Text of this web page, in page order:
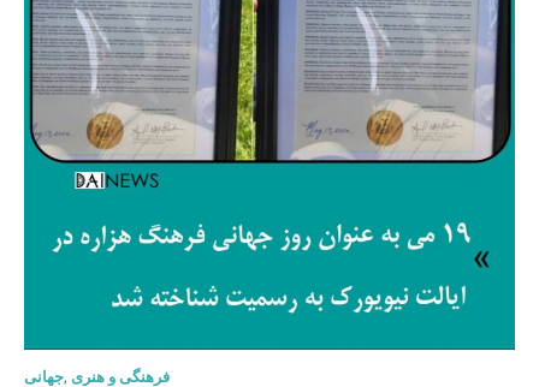
جهانی, فرهنگی و هنری